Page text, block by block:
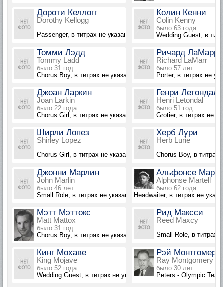
Дороти Келлогг
Dorothy Kellogg
Passenger, в титрах не указана
Колин Кенни
Colin Kenny
было 63 года
Wedding Guest, в
Томми Лэдд
Tommy Ladd
было 31 год
Chorus Boy, в титрах не указан
Ричард ЛаМарр
Richard LaMarr
было 57 лет
Porter, в титрах не
Джоан Ларкин
Joan Larkin
было 22 года
Chorus Girl, в титрах не указана
Генри Летондаль
Henri Letondal
было 51 год
Grotier, в титрах не
Ширли Лопез
Shirley Lopez
Chorus Girl, в титрах не указана
Херб Лури
Herb Lurie
Chorus Boy, в титрах
Джонни Марлин
John Marlin
было 46 лет
Small Role, в титрах не указан
Альфонсе
Alphonse Martell
было 62 года
Headwaiter, в титрах не
Мэтт Мэттокс
Matt Mattox
было 31 год
Chorus Boy, в титрах не указан
Рид Максси
Reed Maxcy
Small Role, в титрах
Кинг Мохаве
King Mojave
было 52 года
Wedding Guest, в титрах не указан
Рэй Монтгомери
Ray Montgomery
было 30 лет
Peters - Olympic